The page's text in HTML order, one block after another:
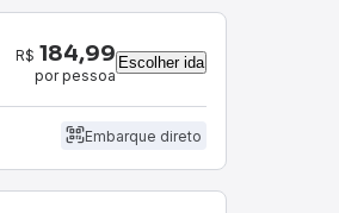
R$ 184,99
por pessoa
Escolher ida
Embarque direto